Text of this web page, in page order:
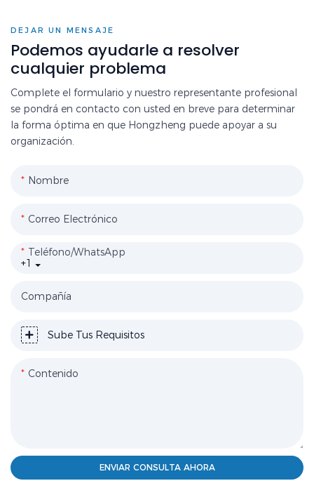
DEJAR UN MENSAJE
Podemos ayudarle a resolver
cualquier problema
Complete el formulario y nuestro representante profesional
se pondrá en contacto con usted en breve para determinar
la forma óptima en que Hongzheng puede apoyar a su
organización.
Nombre
Correo Electrónico
+1
Teléfono/WhatsApp
Compañía
Sube Tus Requisitos
Contenido
ENVIAR CONSULTA AHORA